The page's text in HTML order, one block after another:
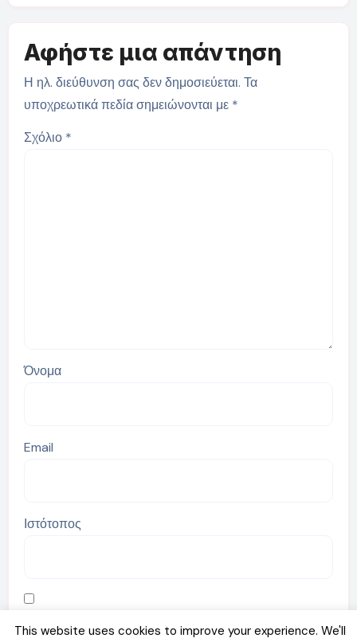
Αφήστε μια απάντηση
Η ηλ. διεύθυνση σας δεν δημοσιεύεται. Τα
υποχρεωτικά πεδία σημειώνονται με *
Σχόλιο *
Όνομα
Email
Ιστότοπος
Αποθήκευσε το όνομά μου, email, και τον ιστότοπο μου
This website uses cookies to improve your experience. We'll